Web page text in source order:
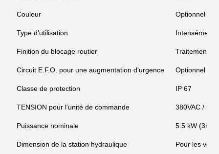
Couleur Optionnel
Type d'utilisation Intensément
Finition du blocage routier Traitement
Circuit E.F.O. pour une augmentation d'urgence Optionnel -
Classe de protection IP 67
TENSION pour l'unité de commande 380VAC / DC
Puissance nominale 5.5 kW (3m-
Dimension de la station hydraulique Pour les